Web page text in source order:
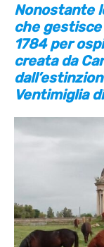
Nonostante
che gestisce
1784 per
creata da
Ventimiglia